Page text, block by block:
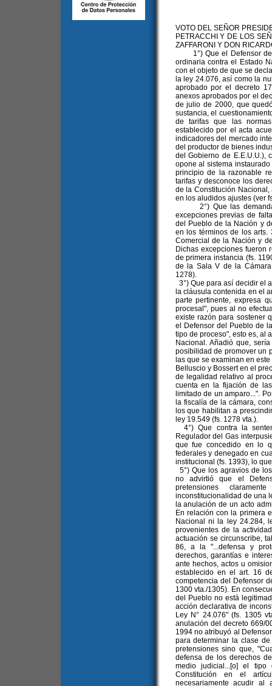
VOTO DEL SEÑOR
PETRACCHI Y DE LOS
ZAFFARONI Y DON
1°) Que el Defensor del
ordinaria contra el Estado
con el objeto de que se
la ley 24.076, así como la
aprobado por el decreto
anexos aprobados por el
de julio de 2000, que
sustancia, el
de tarifas que las
establecido por el acta
indicadores del mercado
del productor de bienes
del Gobierno de E.E.U.U.),
opone al sistema
principio de la razonable
tarifas y desconoce los
de la Constitución
en los aludidos ajustes (ver
2°) Que las
excepciones previas de
del Pueblo de la Nación y
en los términos de los arts.
Comercial de la Nación y
Dichas excepciones fueron
de primera instancia (fs.
de la Sala V de la Cámara
1278).
3°) Que para así decidir el
la cláusula contenida en el
parte pertinente, expresa
procesal", pues al no
existe razón para sostener
el Defensor del Pueblo de
tipo de proceso", esto es, al
Nacional. Añadió que,
posibilidad de promover un
las que se examinan en
Belluscio y Bossert en el
de legalidad relativo al
cuenta en la fijación de
limitado de un amparo...".
la fiscalía de la cámara,
los que habilitan a
ley 19.549 (fs. 1278 vta.).
4°) Que contra la
Regulador del Gas
que fue concedido en lo
federales y denegado en
institucional (fs. 1393), lo
5°) Que los agravios de
no advirtió que el
pretensiones
inconstitucionalidad de una
la anulación de un acto
En relación con la primera
Nacional ni la ley 24.284,
provenientes de la
actuación se circunscribe,
86, a la "...defensa y
derechos, garantías e
ante hechos, actos u
establecido en el art. 16
competencia del Defensor
1300 vta./1305). En
del Pueblo no está
acción declarativa de
Ley N° 24.076" (fs. 1305
anulación del decreto 669/
1994 no atribuyó al
para determinar la clase
pretensiones sino que,
defensa de los derechos
medio judicial...[o] el
Constitución en el
necesariamente acudir